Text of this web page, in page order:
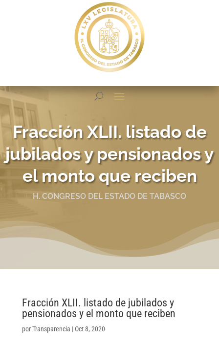
Fracción XLII. listado de
jubilados y pensionados y
el monto que reciben
H. CONGRESO DEL ESTADO DE TABASCO
Fracción XLII. listado de jubilados y
pensionados y el monto que reciben
porTransparencia | Oct 8, 2020